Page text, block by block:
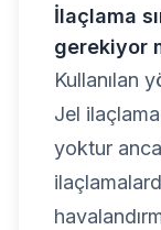
İlaçlama
gerekiyor
Kullanılan
Jel
yoktur